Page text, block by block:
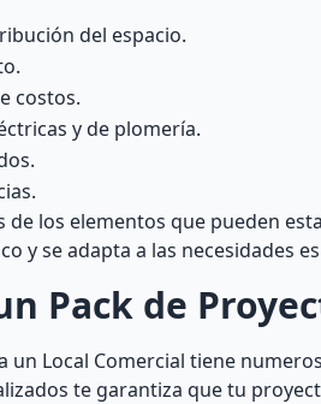
del espacio.
costos.
y de plomería.
los elementos que pueden
y se adapta a las necesidades
Pack de
un Local Comercial tiene
te garantiza que tu